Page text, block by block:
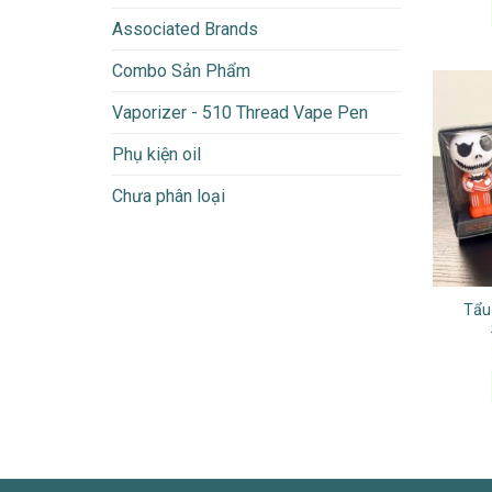
Associated Brands
Combo Sản Phẩm
Vaporizer - 510 Thread Vape Pen
Phụ kiện oil
Chưa phân loại